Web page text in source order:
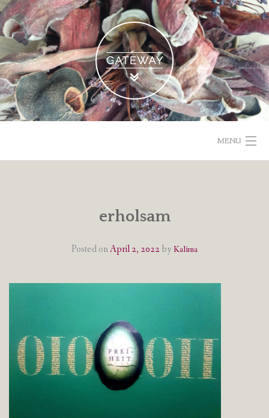
Skip
to
content
MENU
IMPRESSUM & DATENSCHUTZ
erholsam
Posted onApril 2, 2022by Kalima